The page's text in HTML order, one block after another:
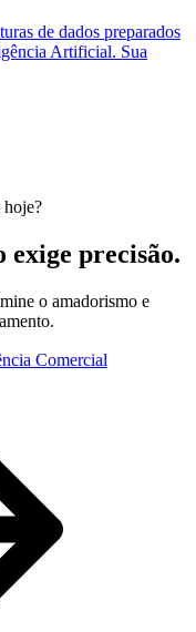
de dados preparados
Artificial. Sua
hoje?
exige precisão.
o amadorismo e
Comercial